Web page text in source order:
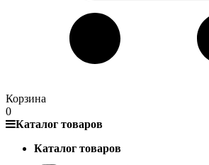
Корзина
0
Каталог товаров
Каталог товаров